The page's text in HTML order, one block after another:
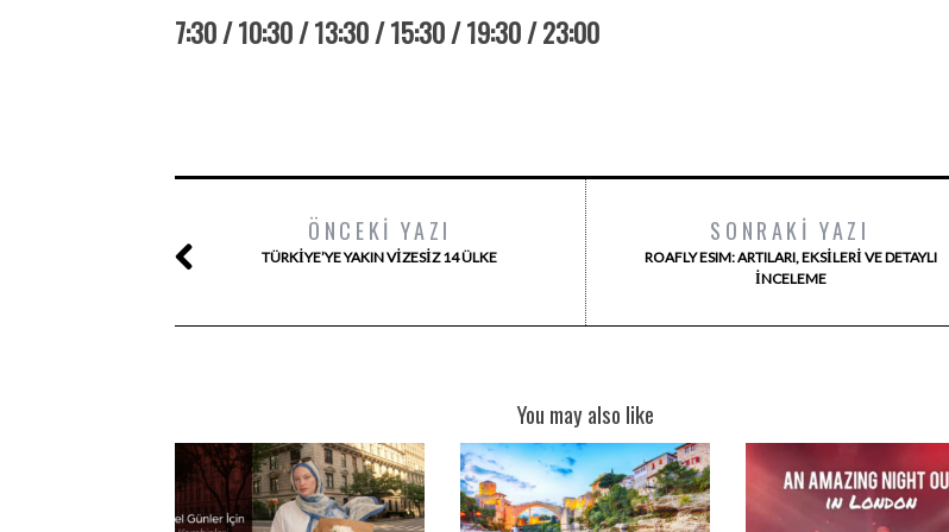
7:30 / 10:30 / 13:30 / 15:30 / 19:30 / 23:00
ÖNCEKI YAZI
TÜRKIYE’YE YAKIN VIZESIZ 14 ÜLKE
SONRAKI YAZI
ROAFLY ESIM: ARTILARI, EKSILERI VE DETAYLI
İNCELEME
You may also like